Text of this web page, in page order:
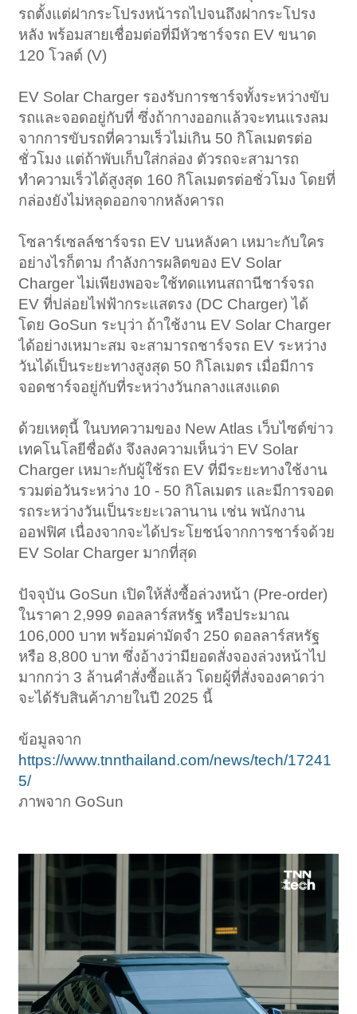
รถตั้งแต่ฝากระโปรงหน้ารถไปจนถึงฝากระโปรง
หลัง พร้อมสายเชื่อมต่อที่มีหัวชาร์จรถ EV ขนาด
120 โวลต์ (V)
EV Solar Charger รองรับการชาร์จทั้งระหว่างขับ
รถและจอดอยู่กับที่ ซึ่งถ้ากางออกแล้วจะทนแรงลม
จากการขับรถที่ความเร็วไม่เกิน 50 กิโลเมตรต่อ
ชั่วโมง แต่ถ้าพับเก็บใส่กล่อง ตัวรถจะสามารถ
ทำความเร็วได้สูงสุด 160 กิโลเมตรต่อชั่วโมง โดยที่
กล่องยังไม่หลุดออกจากหลังคารถ
โซลาร์เซลล์ชาร์จรถ EV บนหลังคา เหมาะกับใคร
อย่างไรก็ตาม กำลังการผลิตของ EV Solar
Charger ไม่เพียงพอจะใช้ทดแทนสถานีชาร์จรถ
EV ที่ปล่อยไฟฟ้ากระแสตรง (DC Charger) ได้
โดย GoSun ระบุว่า ถ้าใช้งาน EV Solar Charger
ได้อย่างเหมาะสม จะสามารถชาร์จรถ EV ระหว่าง
วันได้เป็นระยะทางสูงสุด 50 กิโลเมตร เมื่อมีการ
จอดชาร์จอยู่กับที่ระหว่างวันกลางแสงแดด
ด้วยเหตุนี้ ในบทความของ New Atlas เว็บไซต์ข่าว
เทคโนโลยีชื่อดัง จึงลงความเห็นว่า EV Solar
Charger เหมาะกับผู้ใช้รถ EV ที่มีระยะทางใช้งาน
รวมต่อวันระหว่าง 10 - 50 กิโลเมตร และมีการจอด
รถระหว่างวันเป็นระยะเวลานาน เช่น พนักงาน
ออฟฟิศ เนื่องจากจะได้ประโยชน์จากการชาร์จด้วย
EV Solar Charger มากที่สุด
ปัจจุบัน GoSun เปิดให้สั่งซื้อล่วงหน้า (Pre-order)
ในราคา 2,999 ดอลลาร์สหรัฐ หรือประมาณ
106,000 บาท พร้อมค่ามัดจำ 250 ดอลลาร์สหรัฐ
หรือ 8,800 บาท ซึ่งอ้างว่ามียอดสั่งจองล่วงหน้าไป
มากกว่า 3 ล้านคำสั่งซื้อแล้ว โดยผู้ที่สั่งจองคาดว่า
จะได้รับสินค้าภายในปี 2025 นี้
ข้อมูลจาก
https://www.tnnthailand.com/news/tech/17241
5/
ภาพจาก GoSun